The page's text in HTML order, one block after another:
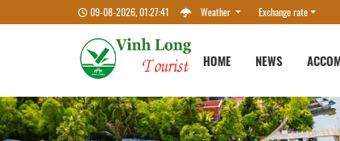
09-08-2026, 01:27:43 Weather Exchange rate
HOME NEWS